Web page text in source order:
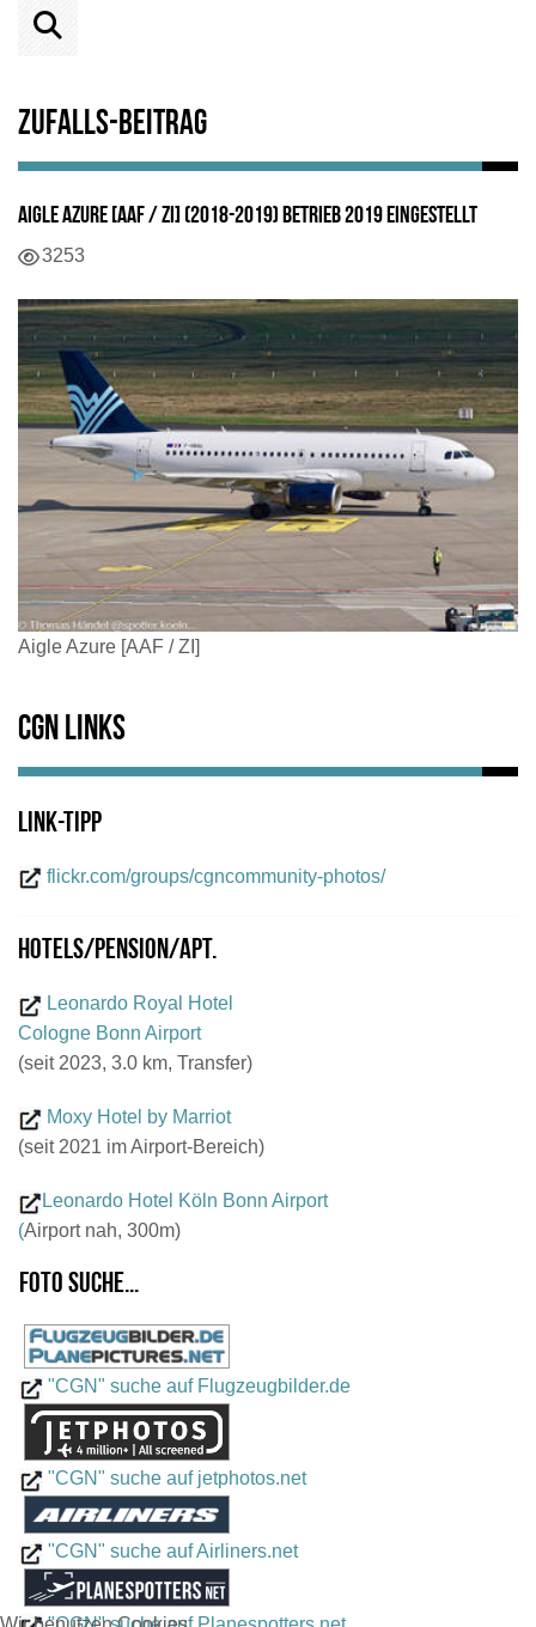
Zufalls-Beitrag
Aigle Azure [AAF / ZI] (2018-2019) Betrieb 2019 eingestellt
Details
3253
Aigle Azure [AAF / ZI]
CGN Links
Link-Tipp
flickr.com/groups/cgncommunity-photos/
Hotels/Pension/Apt.
Leonardo Royal Hotel
Cologne Bonn Airport
(seit 2023, 3.0 km, Transfer)
Moxy Hotel by Marriot
(seit 2021 im Airport-Bereich)
Leonardo Hotel Köln Bonn Airport
(Airport nah, 300m)
Foto suche...
"CGN" suche auf Flugzeugbilder.de
"CGN" suche auf jetphotos.net
"CGN" suche auf Airliners.net